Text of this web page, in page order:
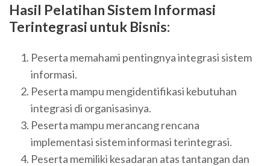
Hasil PelatihanSistem Informasi
Terintegrasi untuk Bisnis:
Peserta memahami pentingnya integrasi sistem
informasi.
Peserta mampu mengidentifikasi kebutuhan
integrasi di organisasinya.
Peserta mampu merancang rencana
implementasi sistem informasi terintegrasi.
Peserta memiliki kesadaran atas tantangan dan